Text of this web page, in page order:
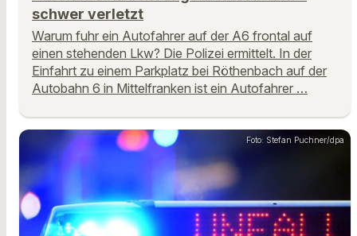
schwer verletzt
Warum fuhr ein Autofahrer auf der A6 frontal auf
einen stehenden Lkw? Die Polizei ermittelt. In der
Einfahrt zu einem Parkplatz bei Röthenbach auf der
Autobahn 6 in Mittelfranken ist ein Autofahrer …
Foto: Stefan Puchner/dpa